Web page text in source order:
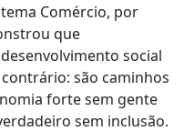
Comércio, por
que
social
são caminhos
forte sem gente
sem inclusão.